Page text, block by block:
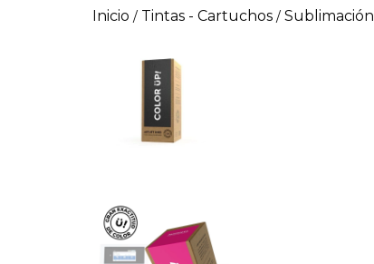
Inicio / Tintas - Cartuchos / Sublimación